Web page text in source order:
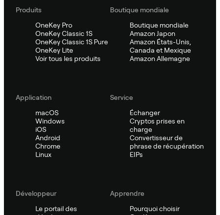
Produits
OneKey Pro
OneKey Classic 1S
OneKey Classic 1S Pure
OneKey Lite
Voir tous les produits
Boutique mondiale
Boutique mondiale
Amazon Japon
Amazon États-Unis,
Canada et Mexique
Amazon Allemagne
Application
macOS
Windows
iOS
Android
Chrome
Linux
Service
Échanger
Cryptos prises en
charge
Convertisseur de
phrase de récupération
EIPs
Développeur
Le portail des
Apprendre
Pourquoi choisir